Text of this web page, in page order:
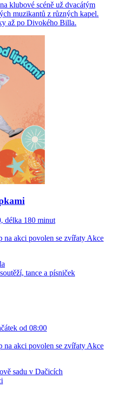
klubové scéně už dvacátým
muzikantů z různých kapel.
až po Divokého Billa.
délka 180 minut
na akci povolen se zvířaty Akce
tance a písniček
od 08:00
na akci povolen se zvířaty Akce
sadu v Dačicích